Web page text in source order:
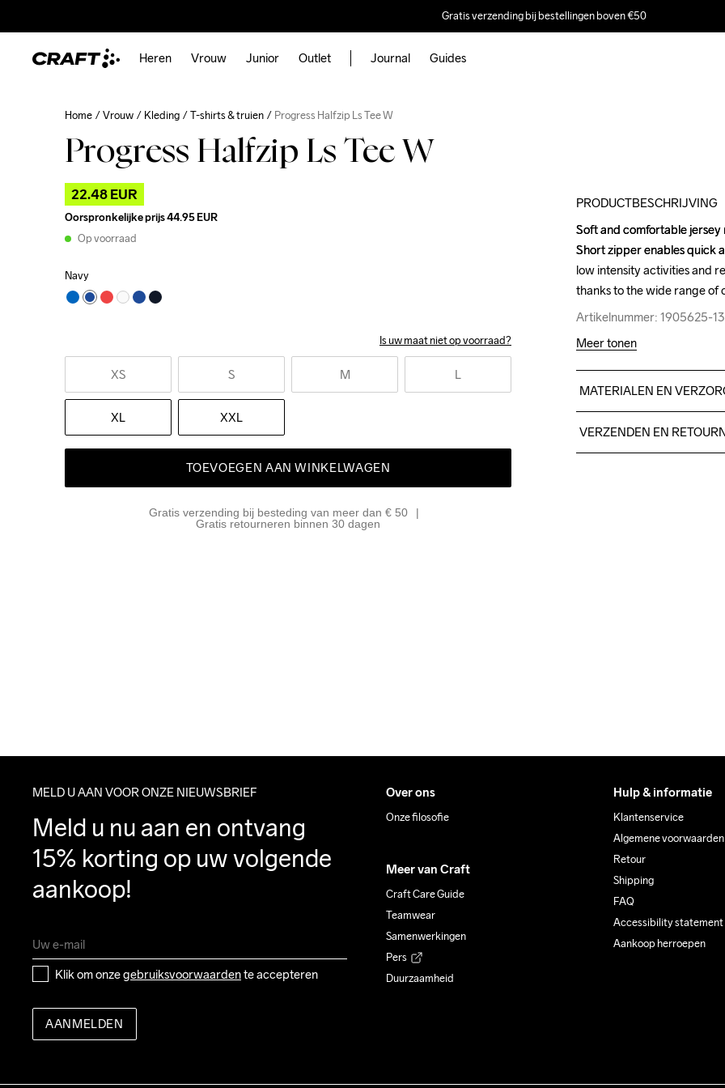
Gratis verzending bij bestellingen boven €50
Heren Vrouw Junior Outlet Journal Guides
Home Vrouw Kleding T-shirts & truien Progress Halfzip Ls Tee W
Progress Halfzip Ls Tee W
22.48 EUR
Oorspronkelijke prijs44.95 EUR
Op voorraad
Navy
Is uw maat niet op voorraad?
XS S M L
XL XXL
TOEVOEGEN AAN WINKELWAGEN
Gratis verzending bij besteding van meer dan € 50
Gratis retourneren binnen 30 dagen
PRODUCTBESCHRIJVING
Soft and comfortable
Short zipper enables quick
low intensity activities and
thanks to the wide range of
Artikelnummer: 1905625-
Soft and comfortable
Short zipper enables quick
low intensity activities and
thanks to the wide range of
Artikelnummer: 1905625-
Meer tonen
MATERIALEN EN
VERZENDEN EN
MELD U AAN VOOR ONZE NIEUWSBRIEF
Meld u nu aan en ontvang
15% korting op uw volgende
aankoop!
Klik om onze gebruiksvoorwaarden te accepteren
AANMELDEN
Over ons
Onze filosofie
Meer van Craft
Craft Care Guide
Teamwear
Samenwerkingen
Pers
Duurzaamheid
Hulp & informatie
Klantenservice
Algemene voorwaarden
Retour
Shipping
FAQ
Accessibility statement
Aankoop herroepen